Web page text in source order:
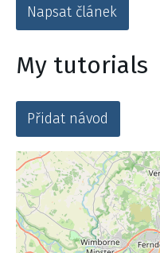
Napsat článek
My tutorials
Přidat návod